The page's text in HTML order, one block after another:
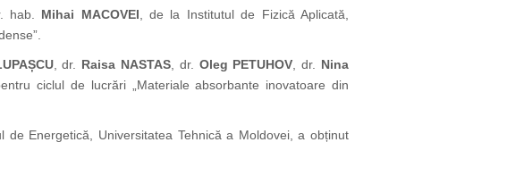
hab. Mihai MACOVEI , de la Institutul de Fizică Aplicată,
, dr. Raisa NASTAS, dr. Oleg PETUHOV , dr. Nina
ciclul de lucrări „Materiale absorbante inovatoare din
de Energetică, Universitatea Tehnică a Moldovei, a obținut